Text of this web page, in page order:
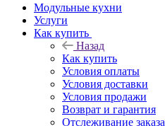
Модульные кухни
Услуги
Как купить
Назад
Как купить
Условия оплаты
Условия доставки
Условия продажи
Возврат и гарантия
Отслеживание заказа